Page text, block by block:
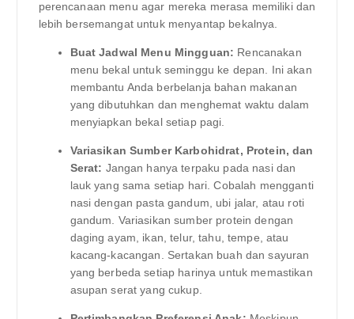
perencanaan menu agar mereka merasa memiliki dan
lebih bersemangat untuk menyantap bekalnya.
Buat Jadwal Menu Mingguan: Rencanakan
menu bekal untuk seminggu ke depan. Ini akan
membantu Anda berbelanja bahan makanan
yang dibutuhkan dan menghemat waktu dalam
menyiapkan bekal setiap pagi.
Variasikan Sumber Karbohidrat, Protein, dan
Serat: Jangan hanya terpaku pada nasi dan
lauk yang sama setiap hari. Cobalah mengganti
nasi dengan pasta gandum, ubi jalar, atau roti
gandum. Variasikan sumber protein dengan
daging ayam, ikan, telur, tahu, tempe, atau
kacang-kacangan. Sertakan buah dan sayuran
yang berbeda setiap harinya untuk memastikan
asupan serat yang cukup.